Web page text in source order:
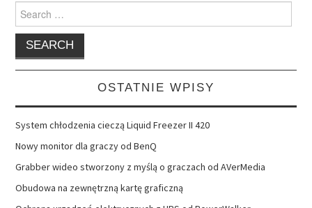
Search
for:
OSTATNIE WPISY
System chłodzenia cieczą Liquid Freezer II 420
Nowy monitor dla graczy od BenQ
Grabber wideo stworzony z myślą o graczach od AVerMedia
Obudowa na zewnętrzną kartę graficzną